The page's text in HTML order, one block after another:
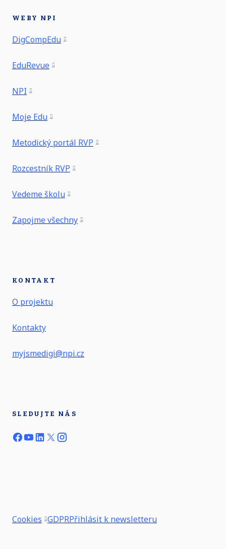
WEBY NPI
DigCompEdu
EduRevue
NPI
Moje Edu
Metodický portál RVP
Rozcestník RVP
Vedeme školu
Zapojme všechny
KONTAKT
O projektu
Kontakty
myjsmedigi@npi.cz
SLEDUJTE NÁS
Cookies GDPRPřihlásit k newsletteru